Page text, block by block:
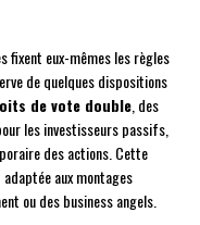
fixent eux-mêmes les règles
de quelques dispositions
de vote double , des
les investisseurs passifs,
des actions. Cette
aux montages
ou des business angels.